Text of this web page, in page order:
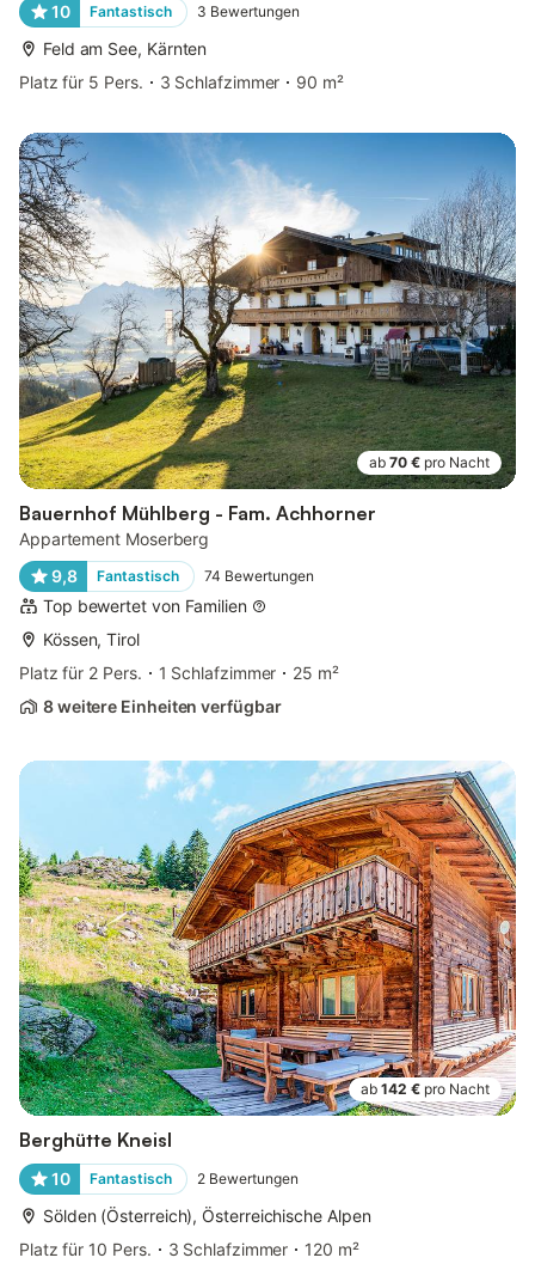
10
Fantastisch 3 Bewertungen
Feld am See, Kärnten
Platz für 5 Pers.
3 Schlafzimmer 90 m²
ab 70 € pro Nacht
Bauernhof Mühlberg - Fam. Achhorner
Appartement Moserberg
9,8
Fantastisch 74 Bewertungen
Top bewertet von Familien
Kössen, Tirol
Platz für 2 Pers.
1 Schlafzimmer
25 m²
8 weitere Einheiten verfügbar
ab 142 € pro Nacht
Berghütte Kneisl
10 Fantastisch 2 Bewertungen
Sölden (Österreich), Österreichische Alpen
Platz für 10 Pers.
3 Schlafzimmer
120 m²